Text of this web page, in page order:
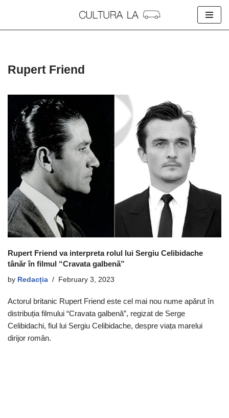
Rupert Friend
Rupert Friend va interpreta rolul lui Sergiu Celibidache
tânăr în filmul “Cravata galbenă”
by Redacția February 3, 2023
Actorul britanic Rupert Friend este cel mai nou nume apărut în
distribuția filmului “Cravata galbenă”, regizat de Serge
Celibidachi, fiul lui Sergiu Celibidache, despre viața marelui
dirijor român.